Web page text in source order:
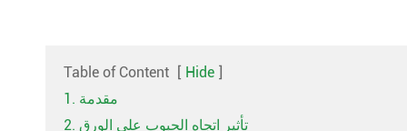
Table of Content [ Hide ]
1. مقدمة
2. تأثير اتجاه الحبوب على الورق